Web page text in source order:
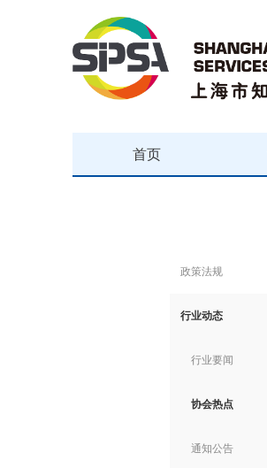
首页
政策法规
行业动态
行业要闻
协会热点
通知公告